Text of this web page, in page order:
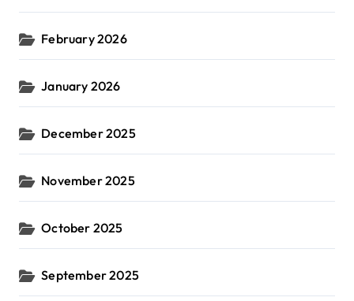
February 2026
January 2026
December 2025
November 2025
October 2025
September 2025